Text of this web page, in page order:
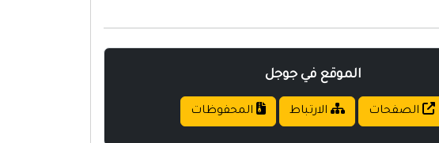
الموقع في جوجل
الصفحات الارتباط المحفوظات